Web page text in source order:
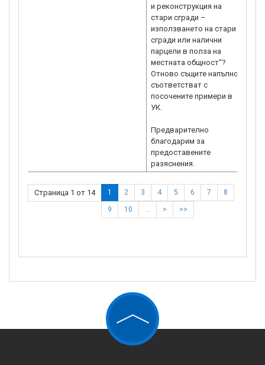
и реконструкция на
стари сгради –
използването на стари
сгради или налични
парцели в полза на
местната общност“?
Отново същите напълно
съответстват с
посочените примери в
УК.
Предварително
благодарим за
предоставените
Страница 1 от 14 1 2 3 4 5 6 7 8
9 10 … > >>